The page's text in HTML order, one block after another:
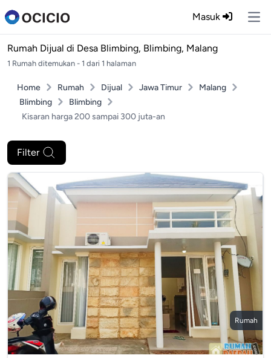
Masuk
Rumah Dijual di Desa Blimbing, Blimbing, Malang
1 Rumah ditemukan - 1 dari 1 halaman
Home Rumah Dijual Jawa Timur
Malang
Blimbing
Blimbing
Kisaran harga 200 sampai 300 juta-an
Filter
Rumah